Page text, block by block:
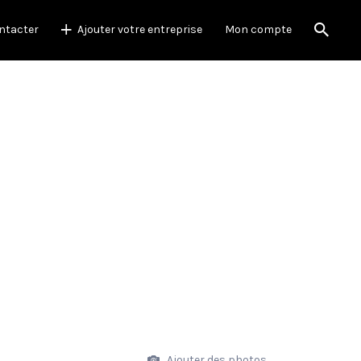
Ajouter votre entreprise Mon compte